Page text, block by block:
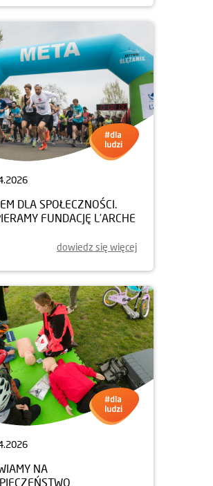
DLA SPOŁECZNOŚCI.
FUNDACJĘ L’ARCHE
dowiedz się więcej
NA